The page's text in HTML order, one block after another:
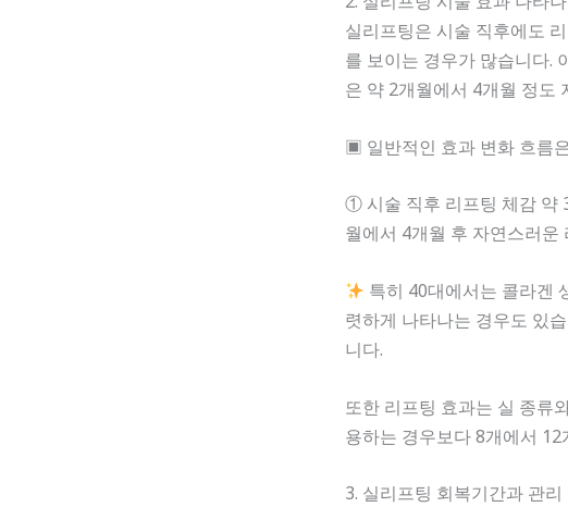
실리프팅은 시술 직후에도
를 보이는 경우가 많습니다.
은 약 2개월에서 4개월 정도
▣ 일반적인 효과 변화 흐름
① 시술 직후 리프팅 체감 약
월에서 4개월 후 자연스러운
특히 40대에서는 콜라겐
렷하게 나타나는 경우도 있
니다.
또한 리프팅 효과는 실 종류
용하는 경우보다 8개에서
3. 실리프팅 회복기간과 관리